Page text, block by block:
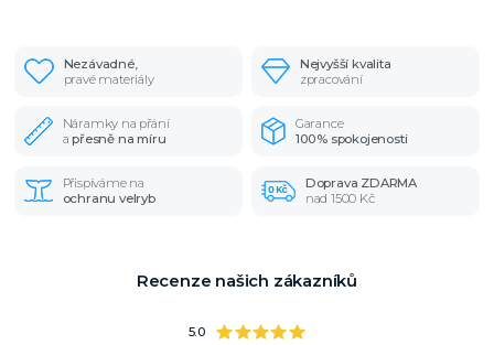
Nezávadné,
pravé materiály
Nejvyšší kvalita
zpracování
Náramky na přání
apřesně na míru
Garance
100% spokojenosti
Přispíváme na
ochranu velryb
Doprava ZDARMA
nad 1500 Kč
Recenze našich zákazníků
5.0